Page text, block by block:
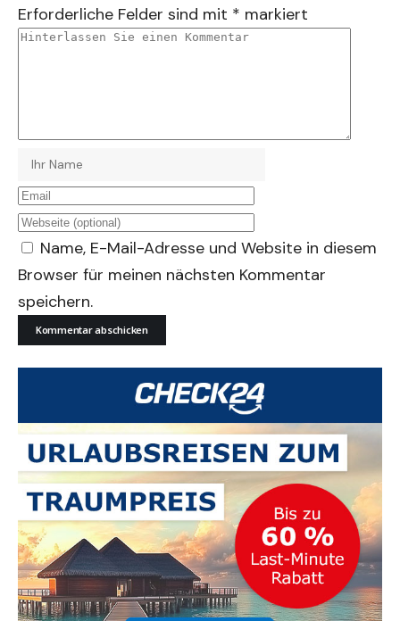
Erforderliche Felder sind mit * markiert
Name, E-Mail-Adresse und Website in diesem
Browser für meinen nächsten Kommentar
speichern.